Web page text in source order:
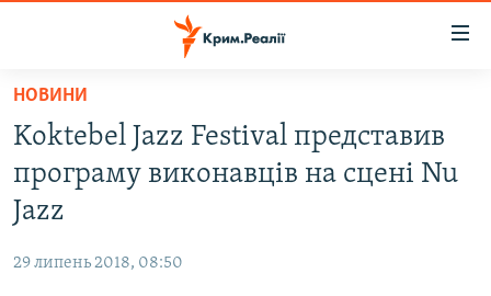
Перейти
основного
матеріалу
Перейти
до
основної
НОВИНИ
ВІДЕО ТА ФОТО
БЛОГИ
НОВИНИ
Koktebel Jazz Festival представив
програму виконавців на сцені Nu
Jazz
29 липень 2018, 08:50